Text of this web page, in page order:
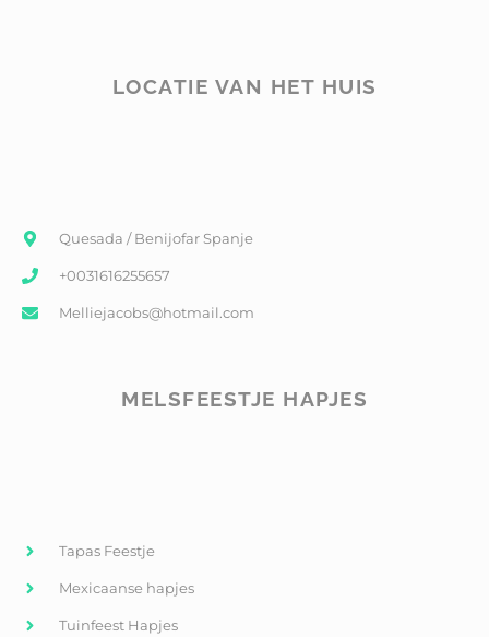
LOCATIE VAN HET HUIS
Quesada / Benijofar Spanje
+0031616255657
Melliejacobs@hotmail.com
MELSFEESTJE HAPJES
Tapas Feestje
Mexicaanse hapjes
Tuinfeest Hapjes